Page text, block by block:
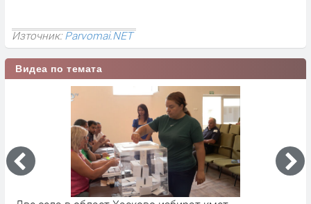
Източник:Parvomai.NET
Видеа по темата